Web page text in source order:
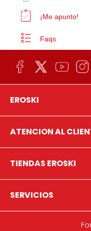
¡Me apunto!
Faqs
EROSKI
ATENCION AL
TIENDAS EROSKI
SERVICIOS